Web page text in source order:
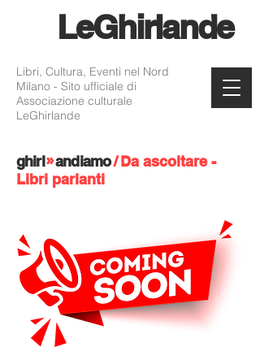
LeGhirlande
Libri, Cultura, Eventi nel Nord
Milano - Sito ufficiale di
Associazione culturale
LeGhirlande
ghirl»andiamo/Da ascoltare -
Libri parlanti